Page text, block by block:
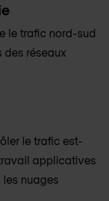
le trafic nord-sud
des réseaux
le trafic est-
applicatives
nuages